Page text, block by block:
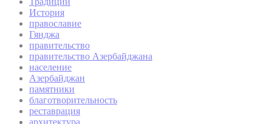
История
православие
Гянджа
правительство
правительство Азербайджана
население
Азербайджан
памятники
благотворительность
реставрация